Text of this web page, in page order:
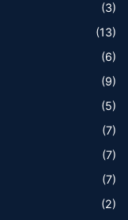
(3)
(13)
(6)
(9)
(5)
(7)
(7)
(7)
(2)